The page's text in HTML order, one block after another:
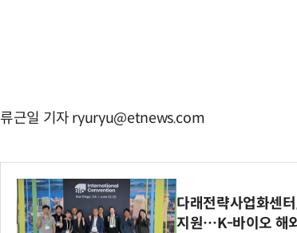
류근일 기자 ryuryu@etnews.com
다래전략사업화센
지원…K-바이오 해